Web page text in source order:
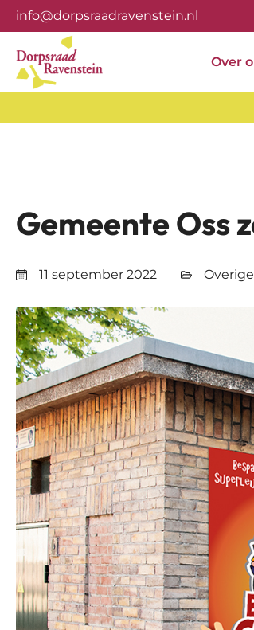
info@dorpsraadravenstein.nl
Over
Gemeente Oss
11 september 2022 Overige